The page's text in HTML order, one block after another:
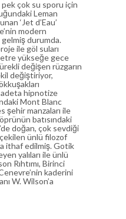
çok su sporu için
Leman
‘Jet d’Eau’
modern
durumda.
ile göl suları
yükseğe gece
değişen rüzgarın
değiştiriyor,
hipnotize
Mont Blanc
şehir manzaları ile
batısındaki
doğan, çok sevdiği
ünlü filozof
ithaf edilmiş. Gotik
yalıları ile ünlü
Rıhtımı, Birinci
kaderini
W. Wilson’a